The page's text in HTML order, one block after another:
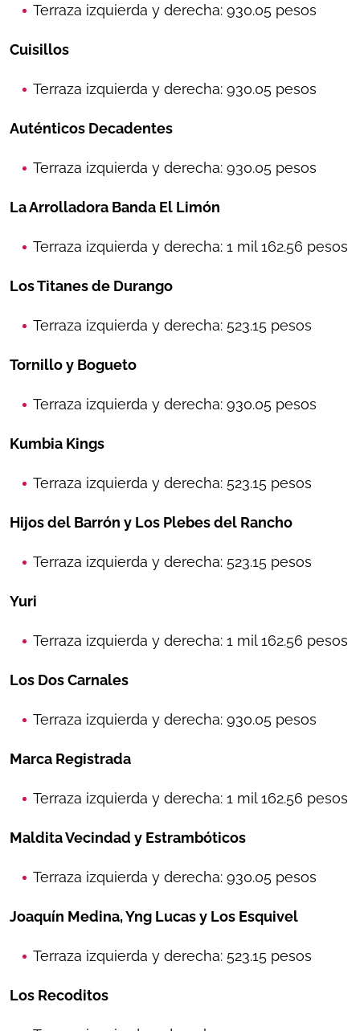
Terraza izquierda y derecha: 930.05 pesos
Cuisillos
Terraza izquierda y derecha: 930.05 pesos
Auténticos Decadentes
Terraza izquierda y derecha: 930.05 pesos
La Arrolladora Banda El Limón
Terraza izquierda y derecha: 1 mil 162.56 pesos
Los Titanes de Durango
Terraza izquierda y derecha: 523.15 pesos
Tornillo y Bogueto
Terraza izquierda y derecha: 930.05 pesos
Kumbia Kings
Terraza izquierda y derecha: 523.15 pesos
Hijos del Barrón y Los Plebes del Rancho
Terraza izquierda y derecha: 523.15 pesos
Yuri
Terraza izquierda y derecha: 1 mil 162.56 pesos
Los Dos Carnales
Terraza izquierda y derecha: 930.05 pesos
Marca Registrada
Terraza izquierda y derecha: 1 mil 162.56 pesos
Maldita Vecindad y Estrambóticos
Terraza izquierda y derecha: 930.05 pesos
Joaquín Medina, Yng Lucas y Los Esquivel
Terraza izquierda y derecha: 523.15 pesos
Los Recoditos